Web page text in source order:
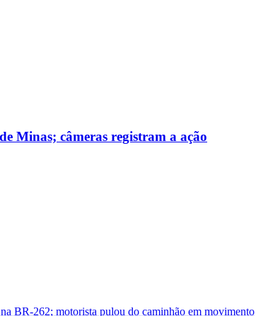
Minas; câmeras registram a ação
BR-262; motorista pulou do caminhão em movimento